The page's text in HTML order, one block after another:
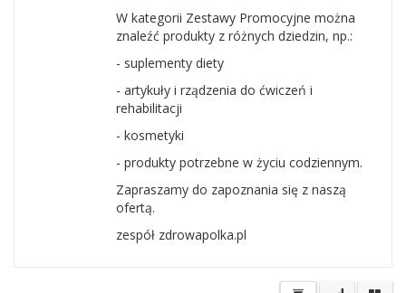
W kategorii Zestawy Promocyjne można
znaleźć produkty z różnych dziedzin, np.:
- suplementy diety
- artykuły i rządzenia do ćwiczeń i
rehabilitacji
- kosmetyki
- produkty potrzebne w życiu codziennym.
Zapraszamy do zapoznania się z naszą
ofertą.
zespół zdrowapolka.pl